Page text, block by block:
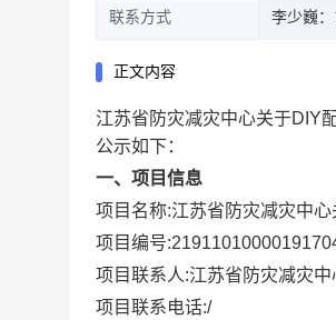
联系方式 李少巍：
正文内容
江苏省防灾减灾中心关于DIY
公示如下：
一、项目信息
项目名称:江苏省防灾减灾中
项目编号:
项目联系人:江苏省防灾减灾中
项目联系电话:/